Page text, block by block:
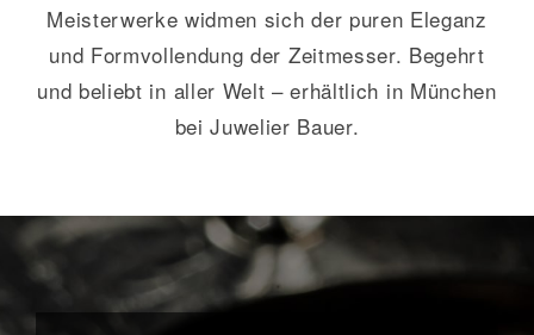
Meisterwerke widmen sich der puren Eleganz
und Formvollendung der Zeitmesser. Begehrt
und beliebt in aller Welt – erhältlich in München
bei Juwelier Bauer.